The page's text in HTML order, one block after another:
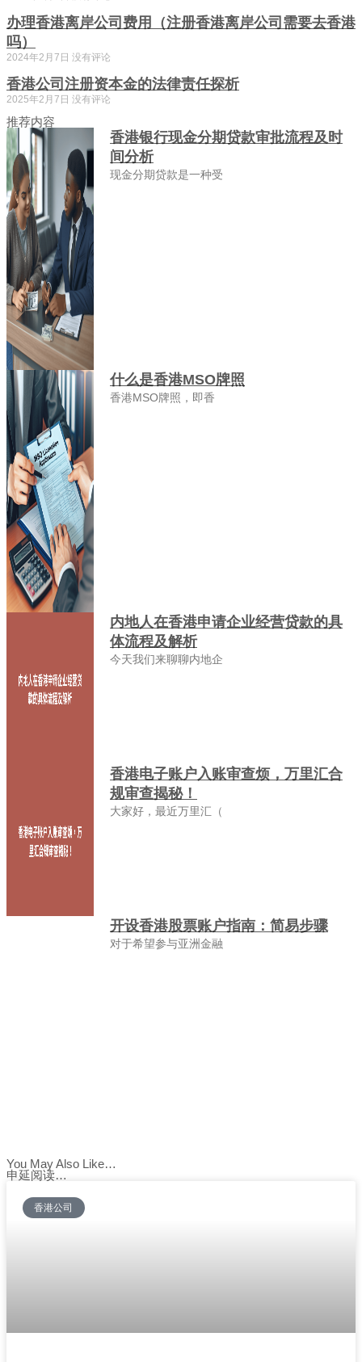
办理香港离岸公司费用（注册香港离岸公司需要去香港
吗）
2024年2月7日 没有评论
香港公司注册资本金的法律责任探析
2025年2月7日 没有评论
推荐内容
香港银行现金分期贷款审批流程及时
间分析
现金分期贷款是一种受
什么是香港MSO牌照
香港MSO牌照，即香
内地人在香港申请企业经营贷款的具
体流程及解析
今天我们来聊聊内地企
香港电子账户入账审查烦，万里汇合
规审查揭秘！
大家好，最近万里汇（
开设香港股票账户指南：简易步骤
对于希望参与亚洲金融
You May Also Like…
申延阅读…
香港公司